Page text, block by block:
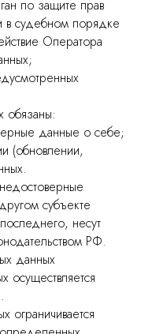
по защите прав
в судебном порядке
Оператора
обязаны:
данные о себе;
(обновлении,
субъекте
несут
РФ.
данных
осуществляется
ограничивается